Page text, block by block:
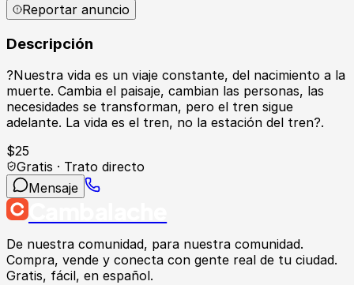
Reportar anuncio
Descripción
?Nuestra vida es un viaje constante, del nacimiento a la
muerte. Cambia el paisaje, cambian las personas, las
necesidades se transforman, pero el tren sigue
adelante. La vida es el tren, no la estación del tren?.
$25
Gratis · Trato directo
Mensaje
De nuestra comunidad, para nuestra comunidad.
Compra, vende y conecta con gente real de tu ciudad.
Gratis, fácil, en español.